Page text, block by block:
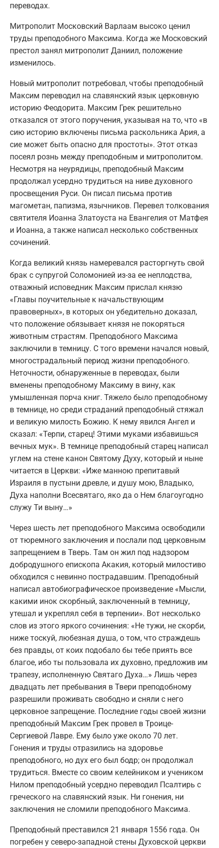
переводах.
Митрополит Московский Варлаам высоко ценил
труды преподобного Максима. Когда же Московский
престол занял митрополит Даниил, положение
изменилось.
Новый митрополит потребовал, чтобы преподобный
Максим переводил на славянский язык церковную
историю Феодорита. Максим Грек решительно
отказался от этого поручения, указывая на то, что «в
сию историю включены письма раскольника Ария, а
сие может быть опасно для простоты». Этот отказ
посеял рознь между преподобным и митрополитом.
Несмотря на неурядицы, преподобный Максим
продолжал усердно трудиться на ниве духовного
просвещения Руси. Он писал письма против
магометан, папизма, язычников. Перевел толкования
святителя Иоанна Златоуста на Евангелия от Матфея
и Иоанна, а также написал несколько собственных
сочинений.
Когда великий князь намеревался расторгнуть свой
брак с супругой Соломонией из-за ее неплодства,
отважный исповедник Максим прислал князю
«Главы поучительные к начальствующим
правоверных», в которых он убедительно доказал,
что положение обязывает князя не покоряться
животным страстям. Преподобного Максима
заключили в темницу. С того времени начался новый,
многострадальный период жизни преподобного.
Неточности, обнаруженные в переводах, были
вменены преподобному Максиму в вину, как
умышленная порча книг. Тяжело было преподобному
в темнице, но среди страданий преподобный стяжал
и великую милость Божию. К нему явился Ангел и
сказал: «Терпи, старец! Этими муками избавишься
вечных мук». В темнице преподобный старец написал
углем на стене канон Святому Духу, который и ныне
читается в Церкви: «Иже манною препитавый
Израиля в пустыни древле, и душу мою, Владыко,
Духа наполни Всесвятаго, яко да о Нем благоугодно
служу Ти выну…»
Через шесть лет преподобного Максима освободили
от тюремного заключения и послали под церковным
запрещением в Тверь. Там он жил под надзором
добродушного епископа Акакия, который милостиво
обходился с невинно пострадавшим. Преподобный
написал автобиографическое произведение «Мысли,
какими инок скорбный, заключенный в темницу,
утешал и укреплял себя в терпении». Вот несколько
слов из этого яркого сочинения: «Не тужи, не скорби,
ниже тоскуй, любезная душа, о том, что страждешь
без правды, от коих подобало бы тебе приять все
благое, ибо ты пользовала их духовно, предложив им
трапезу, исполненную Святаго Духа…» Лишь через
двадцать лет пребывания в Твери преподобному
разрешили проживать свободно и сняли с него
церковное запрещение. Последние годы своей жизни
преподобный Максим Грек провел в Троице-
Сергиевой Лавре. Ему было уже около 70 лет.
Гонения и труды отразились на здоровье
преподобного, но дух его был бодр; он продолжал
трудиться. Вместе со своим келейником и учеником
Нилом преподобный усердно переводил Псалтирь с
греческого на славянский язык. Ни гонения, ни
заключения не сломили преподобного Максима.
Преподобный преставился 21 января 1556 года. Он
погребен у северо-западной стены Духовской церкви